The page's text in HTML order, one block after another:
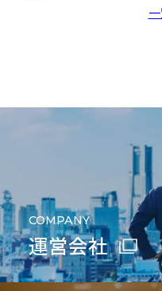
COMPANY
運営会社